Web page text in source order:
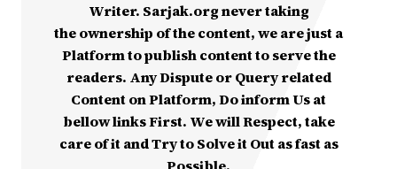
Writer. Sarjak.org never taking
the ownership of the content, we are just a
Platform to publish content to serve the
readers. Any Dispute or Query related
Content on Platform, Do inform Us at
bellow links First. We will Respect, take
care of it and Try to Solve it Out as fast as